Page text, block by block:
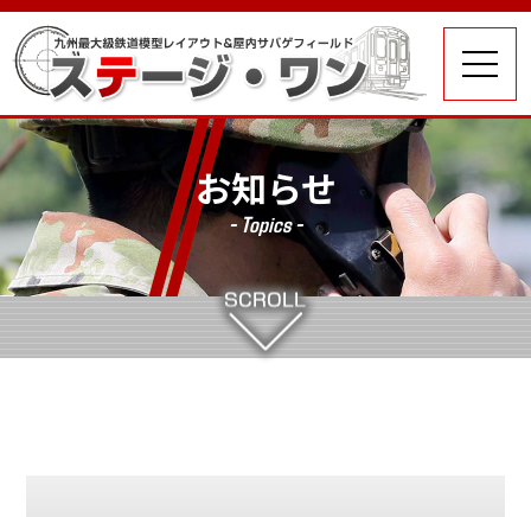
お知らせ
- Topics -